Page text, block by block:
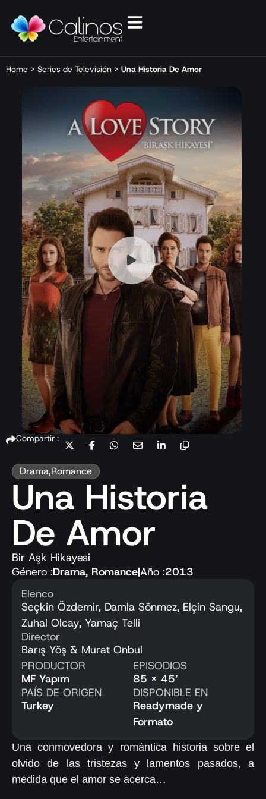
Home > Series de Televisión > Una Historia De Amor
Compartir :
Drama,Romance
Una Historia
De Amor
Bir Aşk Hikayesi
Género :Drama, Romance|Año :2013
Elenco
Seçkin Özdemir, Damla Sönmez, Elçin Sangu,
Zuhal Olcay, Yamaç Telli
Director
Barış Yöş & Murat Onbul
PRODUCTOR
MF Yapım
PAÍS DE ORIGEN
Turkey
EPISODIOS
85 x 45′
DISPONIBLE EN
Readymade y
Formato
Una conmovedora y romántica historia sobre el
olvido de las tristezas y lamentos pasados, a
medida que el amor se acerca…